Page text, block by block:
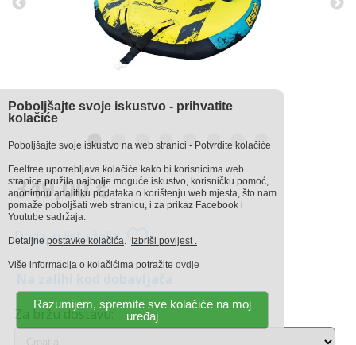
349,00 €
Dodaj u listu želja
Za bržu dostavu:
Poboljšajte svoje iskustvo - prihvatite
kolačiće
Poboljšajte svoje iskustvo na web stranici - Potvrdite kolačiće
Feelfree upotrebljava kolačiće kako bi korisnicima web
stranice pružila najbolje moguće iskustvo, korisničku pomoć,
anonimnu analitiku podataka o korištenju web mjesta, što nam
pomaže poboljšati web stranicu, i za prikaz Facebook i
Youtube sadržaja.
Detaljne postavke kolačića. Izbriši povijest .
Više informacija o kolačićima potražite ovdje
Razumijem, spremite sve kolačiće na moj
uređaj